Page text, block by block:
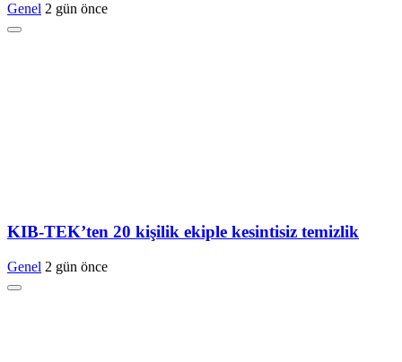
Genel 2 gün önce
KIB-TEK’ten 20 kişilik ekiple kesintisiz temizlik
Genel 2 gün önce